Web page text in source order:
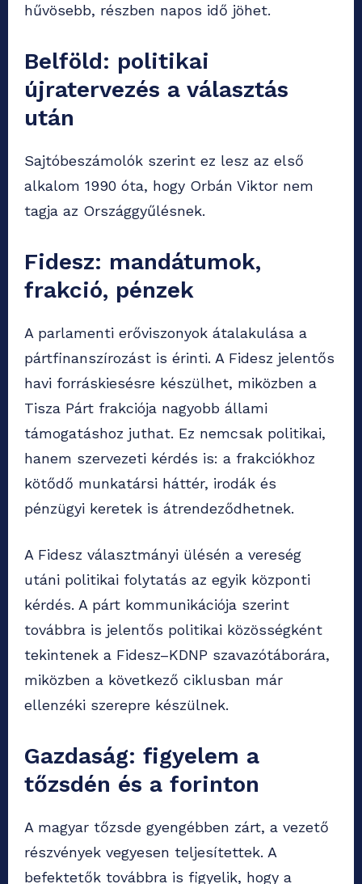
hűvösebb, részben napos idő jöhet.
Belföld: politikai
újratervezés a választás
után
Sajtóbeszámolók szerint ez lesz az első
alkalom 1990 óta, hogy Orbán Viktor nem
tagja az Országgyűlésnek.
Fidesz: mandátumok,
frakció, pénzek
A parlamenti erőviszonyok átalakulása a
pártfinanszírozást is érinti. A Fidesz jelentős
havi forráskiesésre készülhet, miközben a
Tisza Párt frakciója nagyobb állami
támogatáshoz juthat. Ez nemcsak politikai,
hanem szervezeti kérdés is: a frakciókhoz
kötődő munkatársi háttér, irodák és
pénzügyi keretek is átrendeződhetnek.
A Fidesz választmányi ülésén a vereség
utáni politikai folytatás az egyik központi
kérdés. A párt kommunikációja szerint
továbbra is jelentős politikai közösségként
tekintenek a Fidesz–KDNP szavazótáborára,
miközben a következő ciklusban már
ellenzéki szerepre készülnek.
Gazdaság: figyelem a
tőzsdén és a forinton
A magyar tőzsde gyengébben zárt, a vezető
részvények vegyesen teljesítettek. A
befektetők továbbra is figyelik, hogy a